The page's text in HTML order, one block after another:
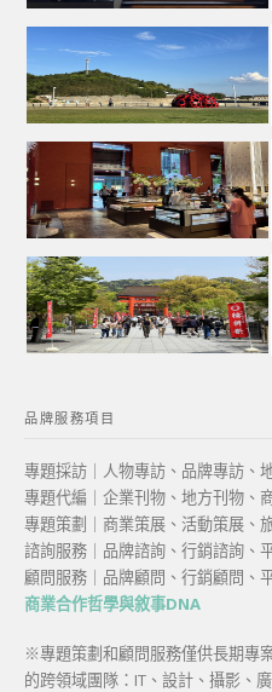
品牌服務項目
專題採訪｜人物專訪、品牌專訪、
專題代編｜企業刊物、地方刊物、
專題策劃｜商業策展、活動策展、
諮詢服務｜品牌諮詢、行銷諮詢、
顧問服務｜品牌顧問、行銷顧問、
商業合作哲學與敘事DNA
※專題策劃和顧問服務僅供長期專
的跨領域團隊：IT、設計、攝影、